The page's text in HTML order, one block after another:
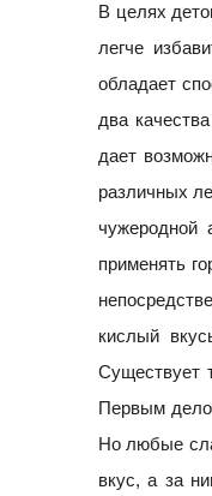
В целях
легче
обладает
два
дает
различных
чужеродной
применять
кислый
Существует
Первым
Но любые
вкус, а за